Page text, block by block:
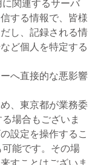
関連するサーバ
する情報で、皆様
し、記録される情
ど個人を特定する
へ直接的な悪影響
、東京都が業務委
場合もございま
設定を操作するこ
能です。その場